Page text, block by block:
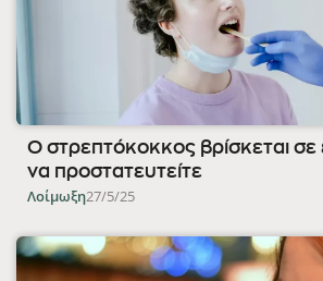
Ο στρεπτόκοκκος βρίσκεται
να προστατευτείτε
Λοίμωξη27/5/25